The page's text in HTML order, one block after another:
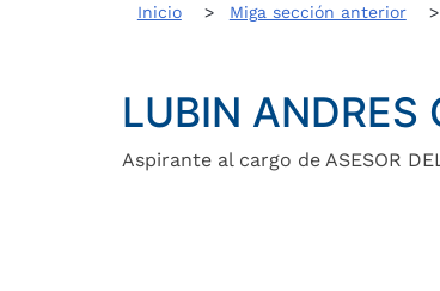
Inicio Miga sección anterior
LUBIN ANDRES
Aspirante al cargo de ASESOR